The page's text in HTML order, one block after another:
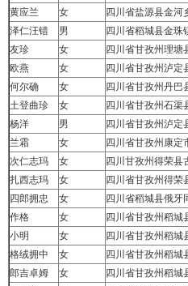
黄应兰
女 四川省盐源县金河
泽仁汪错
男 四川省稻城县金珠
友珍
女 四川省甘孜州理塘
欧燕
女 四川省甘孜州泸定
何尔确
女 四川省甘孜州丹巴
土登曲珍
女 四川省甘孜州石渠
杨洋
男 四川省甘孜州泸定
兰霜
女 四川省甘孜州康定
次仁志玛
女 四川甘孜州得荣县
扎西志玛
女 四川省甘孜州得荣
四郎拥忠
女 四川省稻城县俄牙
作格
女 四川省甘孜州稻城
小明
女 四川省甘孜州稻城
格绒拥中
女 四川省甘孜州稻城
郎吉卓姆
女 四川省甘孜州稻城